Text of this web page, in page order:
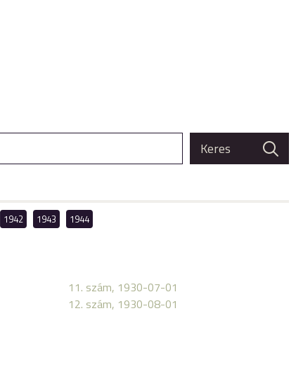
1942 1943 1944
11. szám, 1930-07-01
12. szám, 1930-08-01